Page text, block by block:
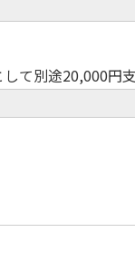
て別途20,000円